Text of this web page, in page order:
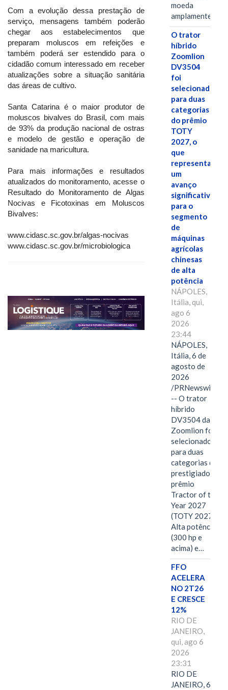
Com a evolução dessa prestação de
serviço, mensagens também poderão
chegar aos estabelecimentos que
preparam moluscos em refeições e
também poderá ser estendido para o
cidadão comum interessado em receber
atualizações sobre a situação sanitária
das áreas de cultivo.
Santa Catarina é o maior produtor de
moluscos bivalves do Brasil, com mais
de 93% da produção nacional de ostras
e modelo de gestão e operação de
sanidade na maricultura.
Para mais informações e resultados
atualizados do monitoramento, acesse o
Resultado do Monitoramento de Algas
Nocivas e Ficotoxinas em Moluscos
Bivalves:
www.cidasc.sc.gov.br/algas-nocivas
www.cidasc.sc.gov.br/microbiologica
moeda
amplamente…
O trator
híbrido
Zoomlion
DV3504
foi
selecionado
para duas
categorias
do prêmio
TOTY
2027, o
que
representa
um
avanço
significativo
para o
segmento
de
máquinas
agrícolas
chinesas
de alta
potência
NÁPOLES,
Itália, qui,
ago 6
2026
23:44
NÁPOLES,
Itália, 6 de
agosto de
2026
/PRNewswire/
-- O trator
híbrido
DV3504 da
Zoomlion foi
selecionado
para duas
categorias do
prestigiado
prêmio
Tractor of the
Year 2027
(TOTY 2027:
Alta potência
(300 hp e
acima) e…
FFO
ACELERA
NO 2T26
E CRESCE
12%
RIO DE
JANEIRO,
qui, ago 6
2026
23:31
RIO DE
JANEIRO, 6 de